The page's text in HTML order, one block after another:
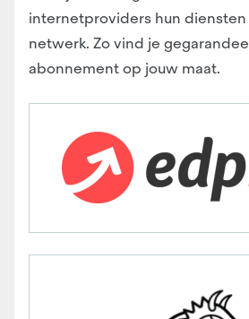
internetproviders hun diensten
netwerk. Zo vind je
abonnement op jouw maat.